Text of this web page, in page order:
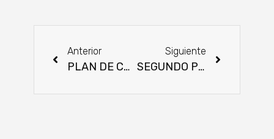
Anterior
PLAN DE CAPACITACIÓN VIRTUAL 2021
Siguiente
SEGUNDO PERIODO DE VACUNACIÓN CONTRA LA FIEBRE AFTOSA Y BRUCELOSIS BOVINA 2021